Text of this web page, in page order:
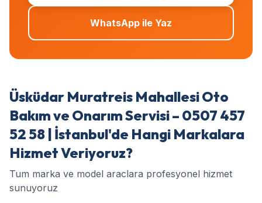
WhatsApp ile Yaz
Üsküdar Muratreis Mahallesi Oto
Bakım ve Onarım Servisi – 0507 457
52 58 | İstanbul'de Hangi Markalara
Hizmet Veriyoruz?
Tum marka ve model araclara profesyonel hizmet
sunuyoruz